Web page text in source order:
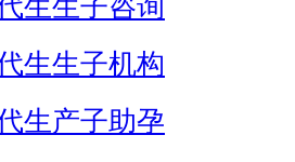
生生子咨询
生生子机构
生产子助孕